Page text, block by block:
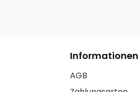
Informationen
AGB